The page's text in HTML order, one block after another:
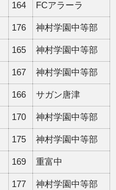
164 FCアラーラ
176 神村学園中等部
165 神村学園中等部
167 神村学園中等部
166 サガン唐津
170 神村学園中等部
175 神村学園中等部
169 重富中
177 神村学園中等部